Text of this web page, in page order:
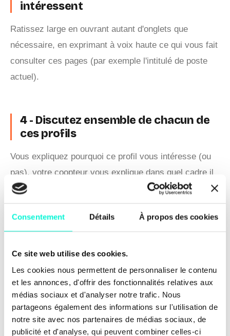
Consentement Détails À propos des cookies
Ce site web utilise des cookies.
Les cookies nous permettent de personnaliser le contenu
et les annonces, d'offrir des fonctionnalités relatives aux
médias sociaux et d'analyser notre trafic. Nous
partageons également des informations sur l'utilisation de
notre site avec nos partenaires de médias sociaux, de
publicité et d'analyse, qui peuvent combiner celles-ci
intéressent
Ratissez large en ouvrant autant d'onglets que
nécessaire, en exprimant à voix haute ce qui vous fait
consulter ces pages (par exemple l'intitulé de poste
actuel).
4 - Discutez ensemble de chacun de
ces profils
Vous expliquez pourquoi ce profil vous intéresse (ou
pas), votre coopteur vous explique dans quel cadre il
le connaît et s'il le recommande. Le cas échéant votre
exemple, aucun intérêt de chasser quelqu'un qui vient
5 - Demandez une mise en relation
Si le profil est intéressant pour vous, il y a 4 cas
possibles :